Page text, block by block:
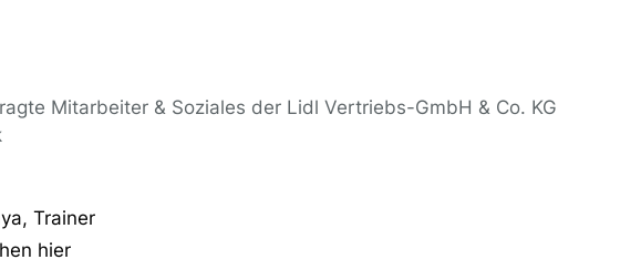
Mitarbeiter & Soziales der Lidl Vertriebs-GmbH & Co. KG
Trainer
hier